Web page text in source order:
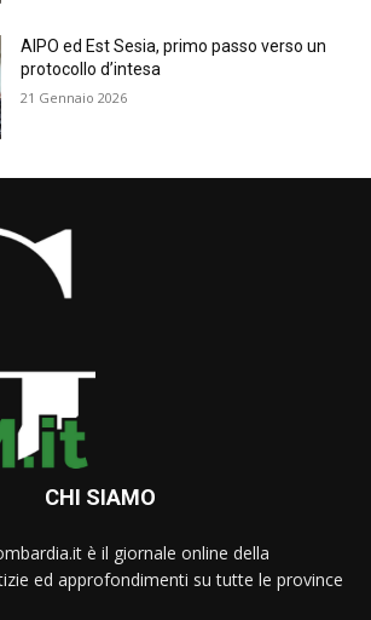
AIPO ed Est Sesia, primo passo verso un
protocollo d’intesa
21 Gennaio 2026
CHI SIAMO
è il giornale online della
ed approfondimenti su tutte le province